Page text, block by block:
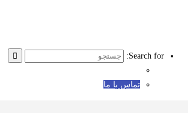
Search for:
تماس با ما